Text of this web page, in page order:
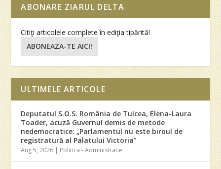
ABONARE ZIARUL DELTA
Citiţi articolele complete în ediţia tipărită!
ABONEAZA-TE AICI!
ULTIMELE ARTICOLE
Deputatul S.O.S. România de Tulcea, Elena-Laura
Toader, acuză Guvernul demis de metode
nedemocratice: „Parlamentul nu este biroul de
registratură al Palatului Victoria”
Aug 5, 2026 | Politica - Administratie